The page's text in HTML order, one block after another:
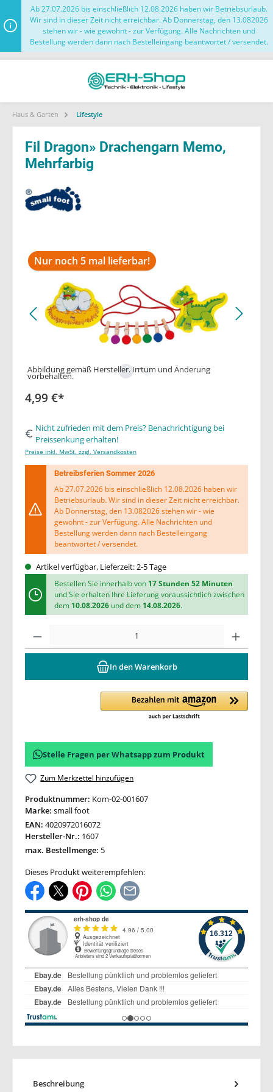
Ab 27.07.2026 bis einschließlich 12.08.2026 haben wir Betriebsurlaub.
Wir sind in dieser Zeit nicht erreichbar. Ab Donnerstag, den 13.082026
stehen wir - wie gewohnt - zur Verfügung. Alle Nachrichten und
Bestellung werden dann nach Bestelleingang beantwortet / versendet.
Haus & Garten Lifestyle
Fil Dragon» Drachengarn Memo,
Mehrfarbig
Nur noch 5 mal lieferbar!
Abbildung gemäß Hersteller. Irrtum und Änderung
vorbehalten.
4,99 €*
Nicht zufrieden mit dem Preis? Benachrichtigung bei
Preissenkung erhalten!
Preise inkl. MwSt. zzgl. Versandkosten
Betreibsferien Sommer 2026
Ab 27.07.2026 bis einschließlich 12.08.2026 haben wir
Betriebsurlaub. Wir sind in dieser Zeit nicht erreichbar.
Ab Donnerstag, den 13.082026 stehen wir - wie
gewohnt - zur Verfügung. Alle Nachrichten und
Bestellung werden dann nach Bestelleingang
beantwortet / versendet.
Artikel verfügbar, Lieferzeit: 2-5 Tage
Bestellen Sie innerhalb von 17 Stunden 52 Minuten
und Sie erhalten Ihre Lieferung voraussichtlich zwischen
dem 10.08.2026und dem 14.08.2026.
In den Warenkorb
Stelle Fragen per Whatsapp zum Produkt
Zum Merkzettel hinzufügen
Produktnummer: Kom-02-001607
Marke: small foot
EAN: 4020972016072
Hersteller-Nr.: 1607
max. Bestellmenge: 5
Dieses Produkt weiterempfehlen:
Beschreibung